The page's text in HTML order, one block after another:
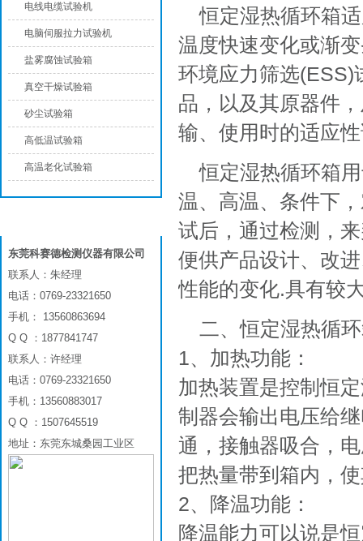
恒定湿热循环箱
温度快速变化或渐
环境应力筛选(ESS)
品，以及其原器件
输、使用时的适应
恒定湿热循环箱
温、高温、条件下
试后，通过检测，
便供产品设计、改
性能的变化.具有较
二、恒定湿热循
1、加热功能：
加热装置是控制恒
制器会输出电压给
通，接触器吸合，
把热量带到箱内，
2、降温功能：
降温能力可以说是
电线电缆试验机
电脑伺服拉力试验机
盐雾腐蚀试验箱
真空干燥试验箱
砂尘试验箱
高低温试验箱
高温老化试验箱
东莞科赛德检测仪器有限公司
联系人：朱经理
电话：0769-23321650
手机： 13560863694
Q Q ：1877841747
联系人：许经理
电话：0769-23321650
手机：13560883017
Q Q ：1507645519
地址：东莞东城桑园工业区